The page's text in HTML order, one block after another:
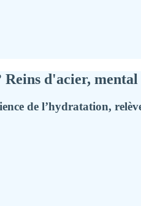
d'acier,
de l’hydratation,